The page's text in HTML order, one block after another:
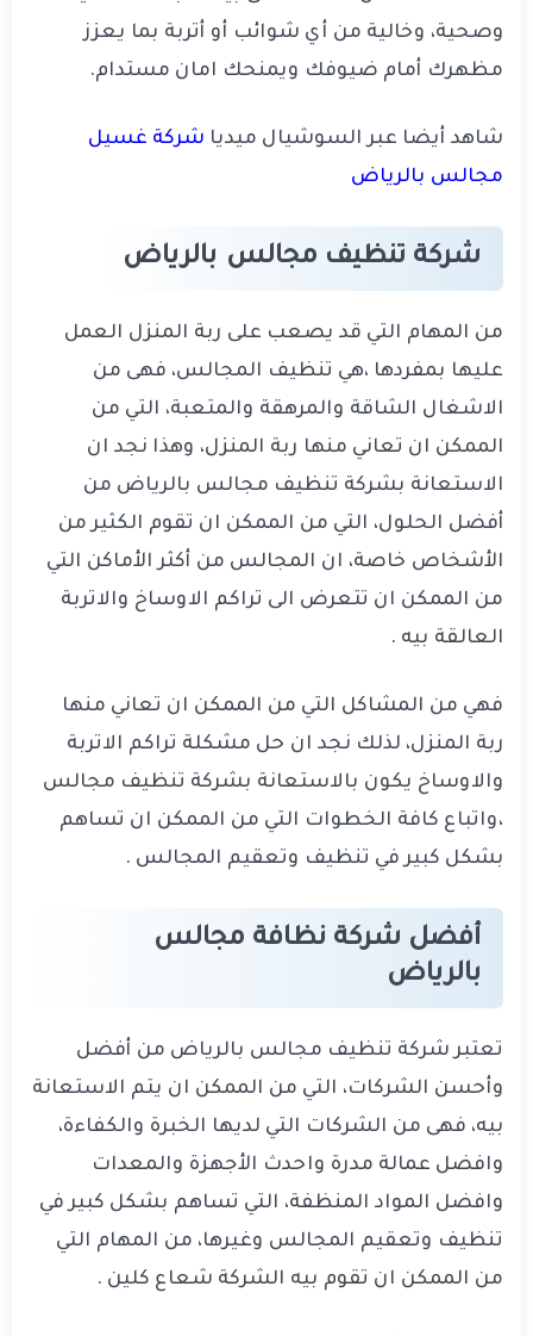
وصحية، وخالية من أي شوائب أو أتربة بما يعزز
مظهرك أمام ضيوفك ويمنحك امان مستدام.
شاهد أيضا عبر السوشيال ميديا شركة غسيل
مجالس بالرياض
شركة تنظيف مجالس بالرياض
من المهام التي قد يصعب على ربة المنزل العمل
عليها بمفردها ،هي تنظيف المجالس، فهى من
الاشغال الشاقة والمرهقة والمتعبة، التي من
الممكن ان تعاني منها ربة المنزل، وهذا نجد ان
الاستعانة بشركة تنظيف مجالس بالرياض من
أفضل الحلول، التي من الممكن ان تقوم الكثير من
الأشخاص خاصة، ان المجالس من أكثر الأماكن التي
من الممكن ان تتعرض الى تراكم الاوساخ والاتربة
العالقة بيه .
فهي من المشاكل التي من الممكن ان تعاني منها
ربة المنزل، لذلك نجد ان حل مشكلة تراكم الاتربة
والاوساخ يكون بالاستعانة بشركة تنظيف مجالس
،واتباع كافة الخطوات التي من الممكن ان تساهم
بشكل كبير في تنظيف وتعقيم المجالس .
أفضل شركة نظافة مجالس
بالرياض
تعتبر شركة تنظيف مجالس بالرياض من أفضل
وأحسن الشركات، التي من الممكن ان يتم الاستعانة
بيه، فهى من الشركات التي لديها الخبرة والكفاءة،
وافضل عمالة مدرة واحدث الأجهزة والمعدات
وافضل المواد المنظفة، التي تساهم بشكل كبير في
تنظيف وتعقيم المجالس وغيرها، من المهام التي
من الممكن ان تقوم بيه الشركة شعاع كلين .